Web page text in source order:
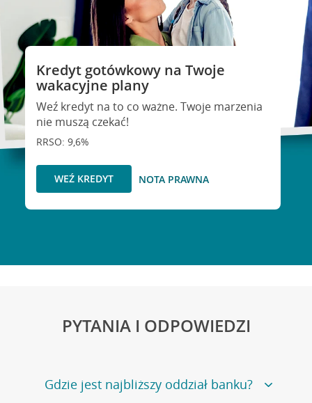
Kredyt gotówkowy na Twoje
wakacyjne plany
Weź kredyt na to co ważne. Twoje marzenia
nie muszą czekać!
RRSO: 9,6%
WEŹ KREDYT NOTA PRAWNA
PYTANIA I ODPOWIEDZI
Gdzie jest najbliższy oddział banku?